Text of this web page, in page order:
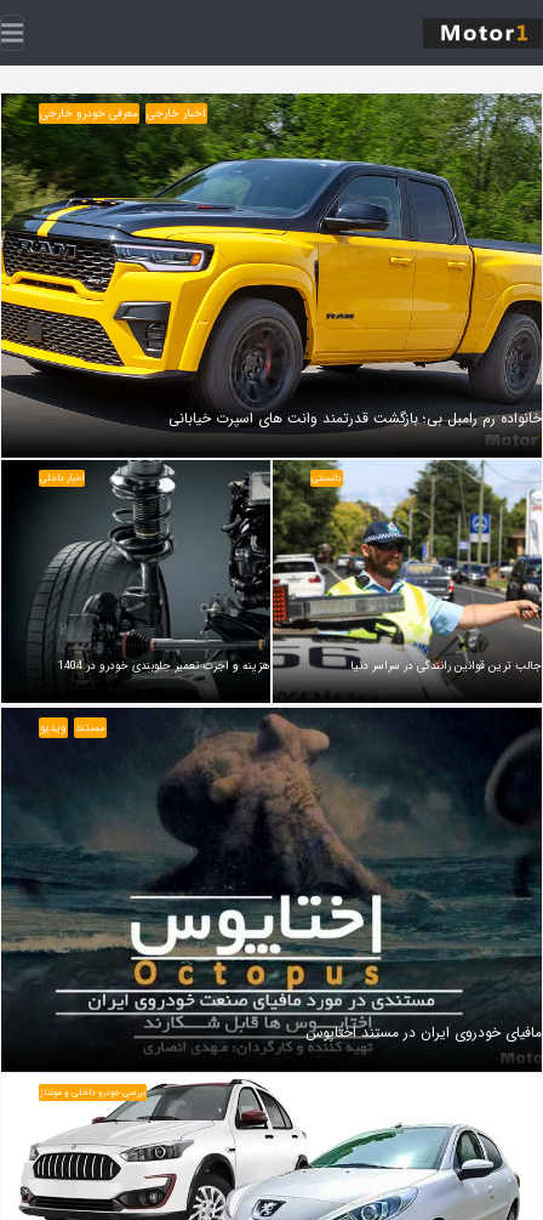
خانواده رم رامبل‌ بی؛ بازگشت قدرتمند وانت‌ های اسپرت خیابانی
اخبار خارجی معرفی خودرو خارجی
جالب ترین قوانین رانندگی در سراسر دنیا
دانستنی
هزینه و اجرت تعمیر جلوبندی خودرو در 1404
اخبار داخلی
مافیای خودروی ایران در مستند اختاپوس
مستند ویدیو
بررسی خودرو داخلی و مونتاژ